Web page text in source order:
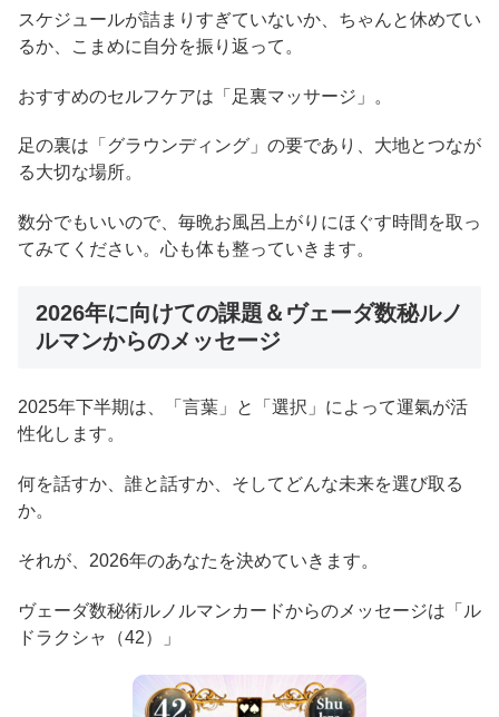
スケジュールが詰まりすぎていないか、ちゃんと休めてい
るか、こまめに自分を振り返って。
おすすめのセルフケアは「足裏マッサージ」。
足の裏は「グラウンディング」の要であり、大地とつなが
る大切な場所。
数分でもいいので、毎晩お風呂上がりにほぐす時間を取っ
てみてください。心も体も整っていきます。
2026年に向けての課題＆ヴェーダ数秘ルノ
ルマンからのメッセージ
2025年下半期は、「言葉」と「選択」によって運氣が活
性化します。
何を話すか、誰と話すか、そしてどんな未来を選び取る
か。
それが、2026年のあなたを決めていきます。
ヴェーダ数秘術ルノルマンカードからのメッセージは「ル
ドラクシャ（42）」